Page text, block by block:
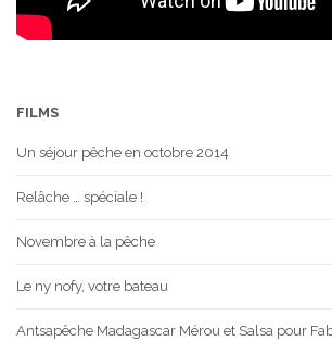
FILMS
Un séjour pêche en octobre 2014
Relâche … spéciale !
Novembre à la pêche
Le ny nofy, votre bateau
Antsapêche Madagascar Mérou et Salsa pour